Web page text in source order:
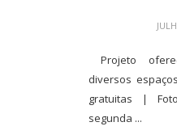
Projeto
diversos
gratuitas |
segunda ...